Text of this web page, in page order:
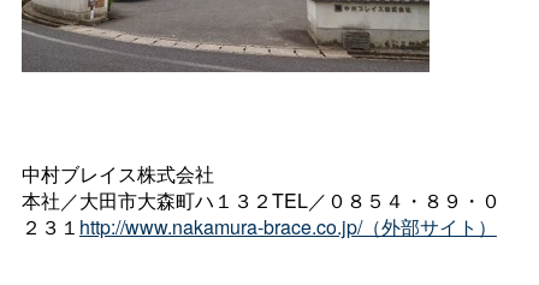
中村ブレイス株式会社
本社／大田市大森町ハ１３２TEL／０８５４・８９・０
２３１ http://www.nakamura-brace.co.jp/（外部サイト）